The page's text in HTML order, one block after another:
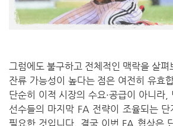
그럼에도 불구하고 전체적인 맥락을 살펴
잔류 가능성이 높다는 점은 여전히 유효
단순히 이적 시장의 수요·공급이 아니라,
선수들의 마지막 FA 전략이 조율되는 단
필요한 것입니다. 결국 이번 FA 협상은